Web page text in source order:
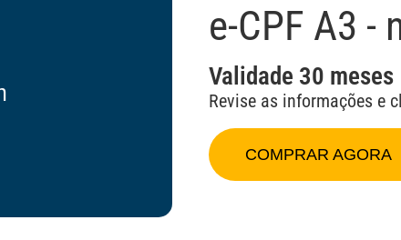
e-CPF A3 -
Validade 30 meses
Revise as informações e
COMPRAR AGORA